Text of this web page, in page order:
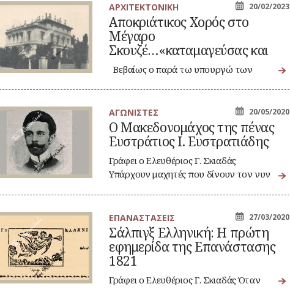
ΑΡΧΙΤΕΚΤΟΝΙΚΗ 20/02/2023
Αποκριάτικος Χορός στο
Μέγαρο
Σκουζέ…«καταμαγεύσας και
τους δυσκολωτέρους»!
Βεβαίως ο παρά τω υπουργώ των
ΑΓΩΝΙΣΤΕΣ 20/05/2020
Ο Μακεδονομάχος της πένας
Ευστράτιος Ι. Ευστρατιάδης
Γράφει ο Ελευθέριος Γ. Σκιαδάς
Υπάρχουν μαχητές που δίνουν τον νυν
ΕΠΑΝΑΣΤΑΣΕΙΣ 27/03/2020
Σάλπιγξ Ελληνική: Η πρώτη
εφημερίδα της Επανάστασης
1821
Γράφει ο Ελευθέριος Γ. Σκιαδάς Όταν